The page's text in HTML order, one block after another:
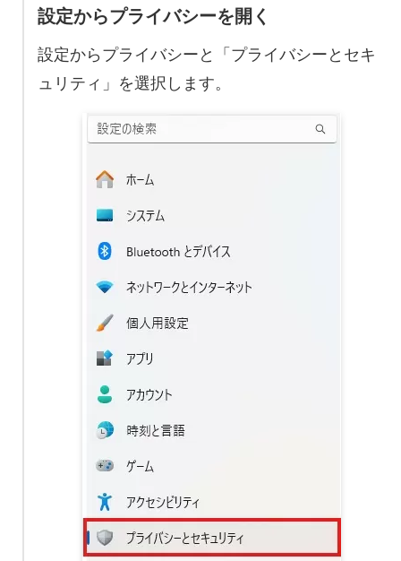
設定からプライバシーを開く
設定からプライバシーと「プライバシーとセキ
ュリティ」を選択します。